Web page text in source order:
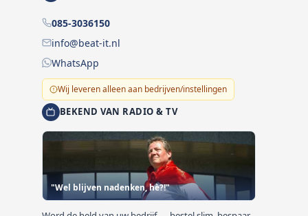
085-3036150
info@beat-it.nl
WhatsApp
Wij leveren alleen aan bedrijven/instellingen
BEKEND VAN RADIO & TV
"Wel blijven nadenken, hè?!"